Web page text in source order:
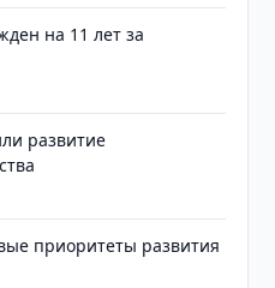
на 11 лет за
развитие
приоритеты развития